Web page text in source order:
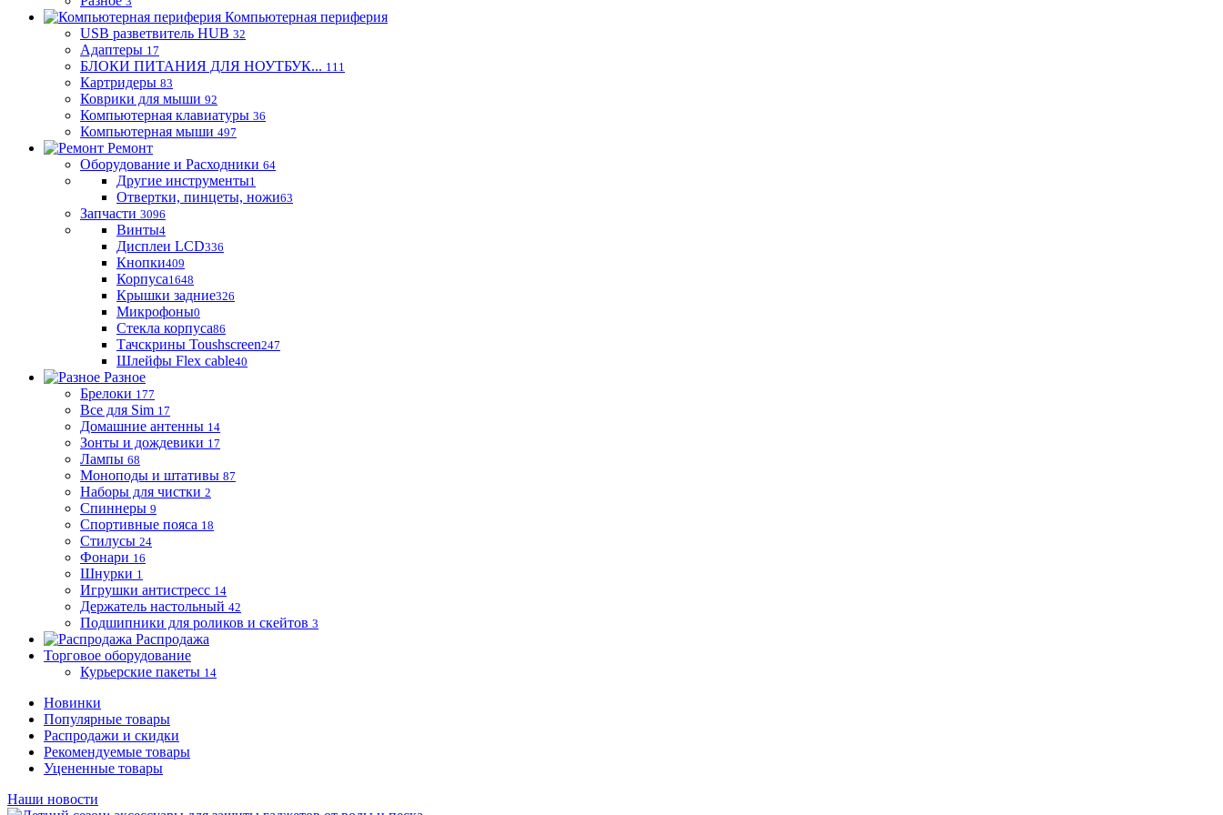
Компьютерная периферия
USB разветвитель HUB 32
Адаптеры 17
БЛОКИ ПИТАНИЯ ДЛЯ НОУТБУК... 111
Картридеры 83
Коврики для мыши 92
Компьютерная клавиатуры 36
Компьютерная мыши 497
Ремонт
Оборудование и Расходники 64
Другие инструменты1
Отвертки, пинцеты, ножи63
Запчасти 3096
Винты4
Дисплеи LCD336
Кнопки409
Корпуса1648
Крышки задние326
Микрофоны0
Стекла корпуса86
Тачскрины Toushscreen247
Шлейфы Flex cable40
Разное
Брелоки 177
Все для Sim 17
Домашние антенны 14
Зонты и дождевики 17
Лампы 68
Моноподы и штативы 87
Наборы для чистки 2
Спиннеры 9
Спортивные пояса 18
Стилусы 24
Фонари 16
Шнурки 1
Игрушки антистресс 14
Держатель настольный 42
Подшипники для роликов и скейтов 3
Распродажа
Торговое оборудование
Курьерские пакеты 14
Новинки
Популярные товары
Распродажи и скидки
Рекомендуемые товары
Уцененные товары
Наши новости